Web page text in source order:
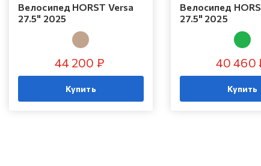
Велосипед HORST Versa
27.5" 2025
44 200 ₽
Купить
Велосипед
27.5" 2025
40 460
Купить